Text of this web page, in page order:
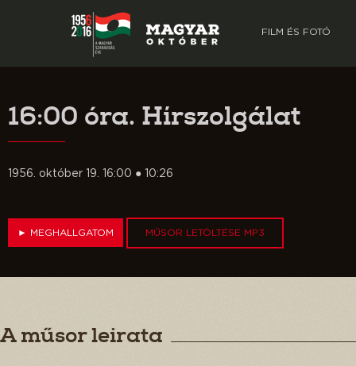
FILM ÉS FOTÓ
16:00 óra. Hírszolgálat
1956. október 19. 16:00 ● 10:26
► MEGHALLGATOM MŰSOR LETÖLTÉSE MP3
A műsor leirata